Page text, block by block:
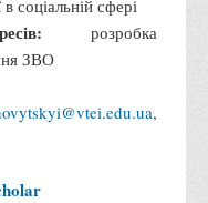
соціальній сфері
розробка
ЗВО
,